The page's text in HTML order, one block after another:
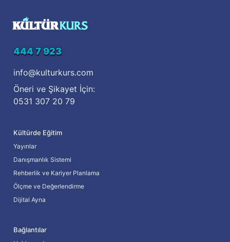
444 7 923
info@kulturkurs.com
Öneri ve Şikayet İçin:
0531 307 20 79
Kültürde Eğitim
Yayınlar
Danışmanlık Sistemi
Rehberlik ve Kariyer Planlama
Ölçme ve Değerlendirme
Dijital Ayna
Bağlantılar